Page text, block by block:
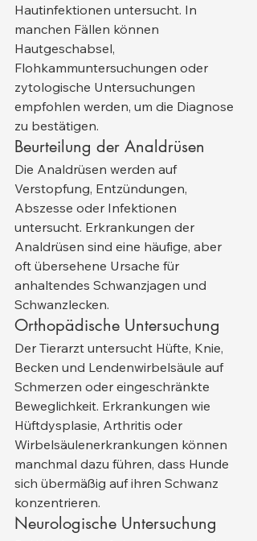
Hautinfektionen untersucht. In
manchen Fällen können
Hautgeschabsel,
Flohkammuntersuchungen oder
zytologische Untersuchungen
empfohlen werden, um die Diagnose
zu bestätigen.
Beurteilung der Analdrüsen
Die Analdrüsen werden auf
Verstopfung, Entzündungen,
Abszesse oder Infektionen
untersucht. Erkrankungen der
Analdrüsen sind eine häufige, aber
oft übersehene Ursache für
anhaltendes Schwanzjagen und
Schwanzlecken.
Orthopädische Untersuchung
Der Tierarzt untersucht Hüfte, Knie,
Becken und Lendenwirbelsäule auf
Schmerzen oder eingeschränkte
Beweglichkeit. Erkrankungen wie
Hüftdysplasie, Arthritis oder
Wirbelsäulenerkrankungen können
manchmal dazu führen, dass Hunde
sich übermäßig auf ihren Schwanz
konzentrieren.
Neurologische Untersuchung